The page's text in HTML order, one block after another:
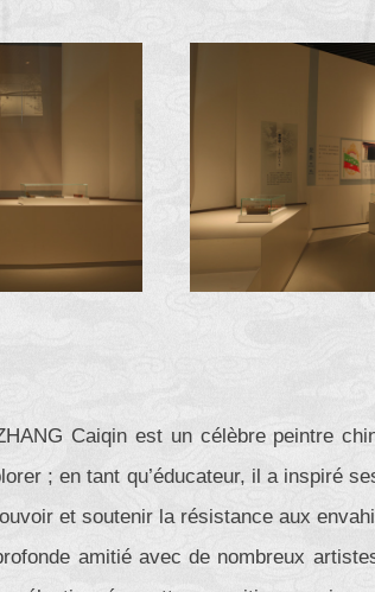
Caiqin est un célèbre peintre
; en tant qu’éducateur, il a inspiré
et soutenir la résistance aux
amitié avec de nombreux